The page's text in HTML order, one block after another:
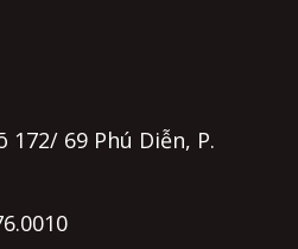
69 Phú Diễn, P.